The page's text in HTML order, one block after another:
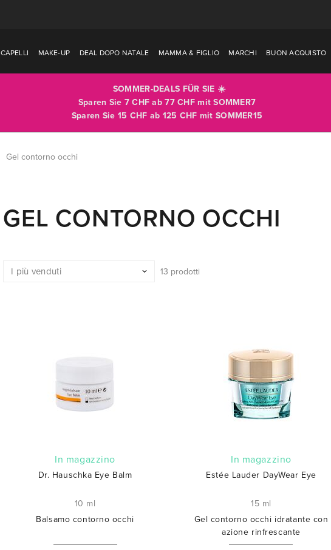
CAPELLI MAKE-UP DEAL DOPO NATALE MAMMA & FIGLIO MARCHI BUON ACQUISTO
SOMMER-DEALS FÜR SIE ☀️
Sparen Sie 7 CHF ab 77 CHF mitSOMMER7
Sparen Sie 15 CHF ab 125 CHF mit SOMMER15
Gel contorno occhi
GEL CONTORNO OCCHI
13 prodotti
In magazzino
Dr. Hauschka Eye Balm
10 ml
Balsamo contorno occhi
In magazzino
Estée Lauder DayWear Eye
15 ml
Gel contorno occhi idratante con
azione rinfrescante